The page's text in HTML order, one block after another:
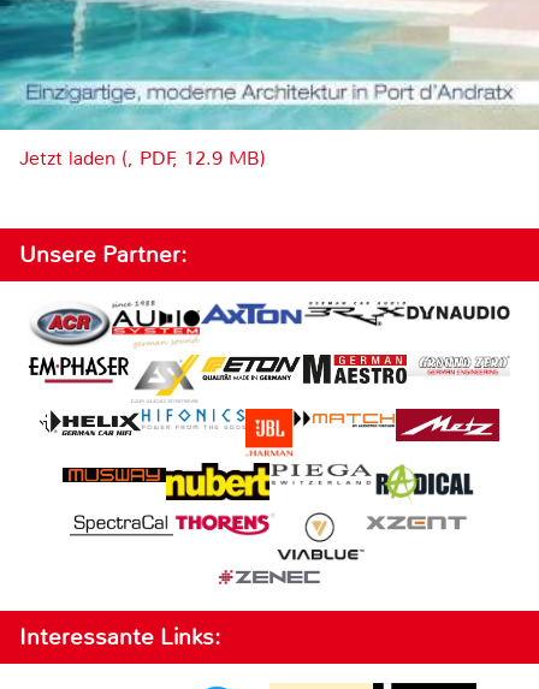
Jetzt laden (, PDF, 12.9 MB)
Unsere Partner:
Interessante Links: